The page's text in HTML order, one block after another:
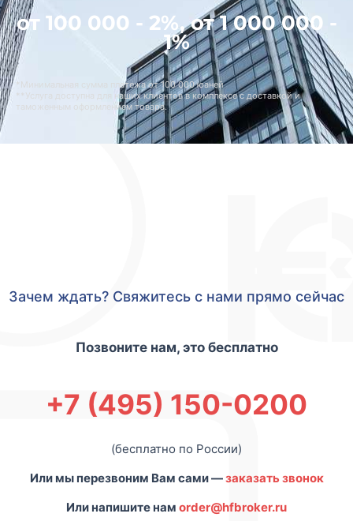
от 100 000 - 2%, от 1 000 000 -
1%
*Минимальная сумма платежа от 100 000 юаней
**Услуга доступна для наших клиентов в комплексе с доставкой и
таможенным оформлением товара.
Зачем ждать? Свяжитесь с нами прямо сейчас
Позвоните нам, это бесплатно
+7 (495) 150-0200
(бесплатно по России)
Или мы перезвоним Вам сами —заказать звонок
Или напишите нам order@hfbroker.ru